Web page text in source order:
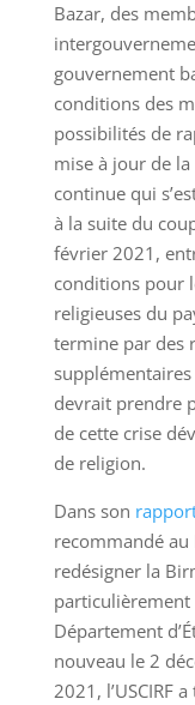
Bazar, des
gouvernement
conditions des
possibilités de
mise à jour de
continue qui
à la suite du
février 2021,
conditions pour
religieuses du
termine par des
devrait prendre
de cette crise
de religion.
Dans son
recommandé au
redésigner la
particulièrement
Département
nouveau le 2
2021, l’USCIRF